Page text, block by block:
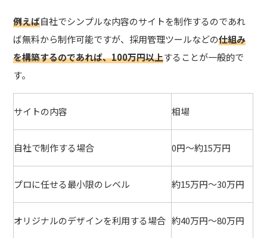
例えば自社でシンプルな内容のサイトを制作するのであれ
ば無料から制作可能ですが、採用管理ツールなどの仕組み
を構築するのであれば、100万円以上することが一般的で
す。
サイトの内容 相場
自社で制作する場合 0円～約15万円
プロに任せる最小限のレベル 約15万円～30万円
オリジナルのデザインを利用する場合 約40万円～80万円